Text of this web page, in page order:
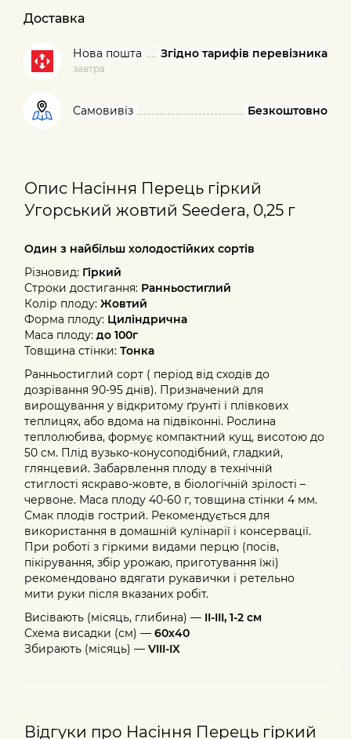
Доставка
Нова пошта
завтра
Згідно тарифів перевізника
Самовивіз Безкоштовно
Опис Насіння Перець гіркий
Угорський жовтий Seedera, 0,25 г
Один з найбільш холодостійких сортів
Різновид: Гіркий
Строки достигання: Ранньостиглий
Колір плоду: Жовтий
Форма плоду: Циліндрична
Маса плоду: до 100г
Товщина стінки: Тонка
Ранньостиглий сорт ( період від сходів до
дозрівання 90-95 днів). Призначений для
вирощування у відкритому ґрунті і плівкових
теплицях, або вдома на підвіконні. Рослина
теплолюбива, формує компактний кущ, висотою до
50 см. Плід вузько-конусоподібний, гладкий,
глянцевий. Забарвлення плоду в технічній
стиглості яскраво-жовте, в біологічній зрілості –
червоне. Маса плоду 40-60 г, товщина стінки 4 мм.
Смак плодів гострий. Рекомендується для
використання в домашній кулінарії і консервації.
При роботі з гіркими видами перцю (посів,
пікірування, збір урожаю, приготування їжі)
рекомендовано вдягати рукавички і ретельно
мити руки після вказаних робіт.
Висівають (місяць, глибина) — II-III, 1-2 см
Схема висадки (см) — 60х40
Збирають (місяць) — VIII-IX
Відгуки про Насіння Перець гіркий